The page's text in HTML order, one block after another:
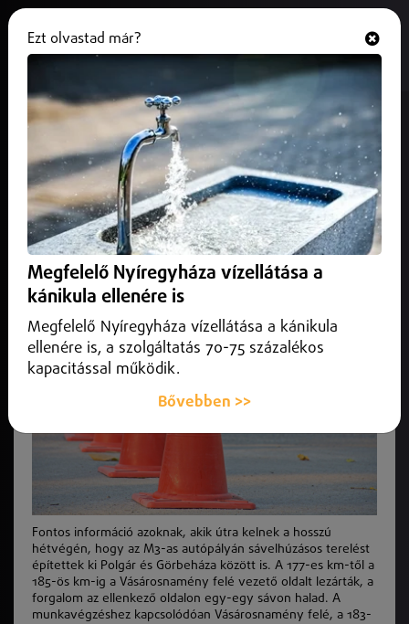
Az M3-as autópályán
sávelhúzásos terelést építettek ki
Polgár és Görbeháza között.
2025. június 06.Közlekedés infó
A Vásárosnamény felé vezető oldalt lezárták
Fontos információ azoknak, akik útra kelnek a hosszú
hétvégén, hogy az M3-as autópályán sávelhúzásos terelést
építettek ki Polgár és Görbeháza között is. A 177-es km-től a
185-ös km-ig a Vásárosnamény felé vezető oldalt lezárták, a
forgalom az ellenkező oldalon egy-egy sávon halad. A
munkavégzéshez kapcsolódóan Vásárosnamény felé, a 183-
Ezt olvastad már?
Megfelelő Nyíregyháza vízellátása a
kánikula ellenére is
Megfelelő Nyíregyháza vízellátása a kánikula
ellenére is, a szolgáltatás 70-75 százalékos
kapacitással működik.
Bővebben >>